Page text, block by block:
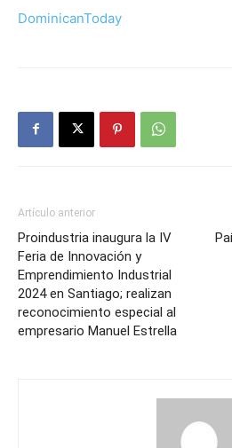
DominicanToday
Artículo anterior
Proindustria inaugura la IV
Feria de Innovación y
Emprendimiento Industrial
2024 en Santiago; realizan
reconocimiento especial al
empresario Manuel Estrella